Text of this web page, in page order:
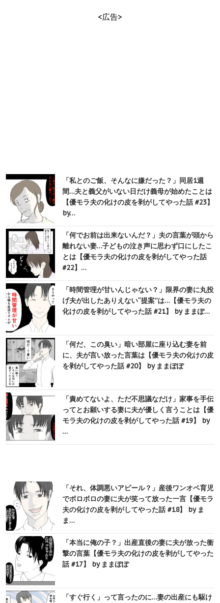
<広告>
「私とのご飯、そんなに嫌だった？」同居1週
間…夫と義父がいない日だけ義母が始めたことは
【優モラ夫の化けの皮を剥がしてやった話 #23】
by…
「何でお前は出来ないんだ？」夫の言葉が頭から
離れない妻…子どもの泣き声に思わず口にしたこ
とは【優モラ夫の化けの皮を剥がしてやった話
#22】…
「時間管理が甘いんじゃない？」限界の妻に丸投
げ夫が出したありえない“提案”は…【優モラ夫の
化けの皮を剥がしてやった話 #21】 by ままぽ…
「何だ、この臭い」暗い部屋に座り込む妻を前
に、夫が言い放った言葉は【優モラ夫の化けの皮
を剥がしてやった話 #20】 by ままぽぽ
「責めてないよ、ただ不思議なだけ」家事を手伝
ってとお願いする妻に夫が優しく言うことは【優
モラ夫の化けの皮を剥がしてやった話 #19】 by
…
「それ、体調悪いアピール？」産後ワンオペ育児
でボロボロの妻に夫が笑って放った一言【優モラ
夫の化けの皮を剥がしてやった話 #18】 by ま
ま…
「本当に俺の子？」出産直後の妻に夫が放った衝
撃の言葉【優モラ夫の化けの皮を剥がしてやった
話 #17】 by ままぽぽ
「すぐ行く」って言ったのに…妻の出産にも駆け